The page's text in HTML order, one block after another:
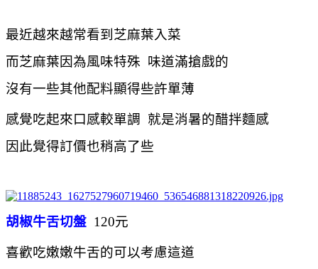
最近越來越常看到芝麻葉入菜
而芝麻葉因為風味特殊 味道滿搶戲的
沒有一些其他配料顯得些許單薄
感覺吃起來口感較單調 就是消暑的醋拌麵感
因此覺得訂價也稍高了些
胡椒牛舌切盤 120元
喜歡吃嫩嫩牛舌的可以考慮這道